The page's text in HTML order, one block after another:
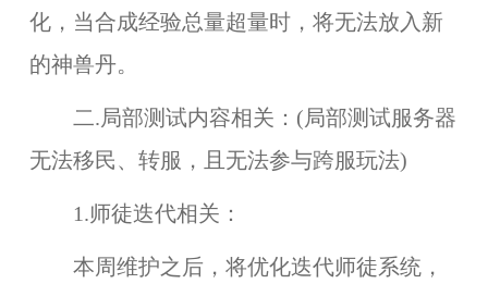
化，当合成经验总量超量时，将无法放入新
的神兽丹。
二.局部测试内容相关：(局部测试服务器
无法移民、转服，且无法参与跨服玩法)
1.师徒迭代相关：
本周维护之后，将优化迭代师徒系统，